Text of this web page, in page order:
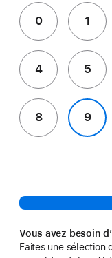
0 1
4 5
8 9
Vous avez besoin
Faites une sélection